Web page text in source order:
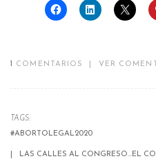
COMENTARIOS VER
TAGS:
#ABORTOLEGAL2020
LAS CALLES AL CONGRESO...EL